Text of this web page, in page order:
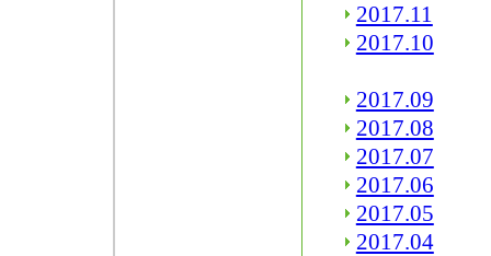
2017.11
2017.10
2017.09
2017.08
2017.07
2017.06
2017.05
2017.04